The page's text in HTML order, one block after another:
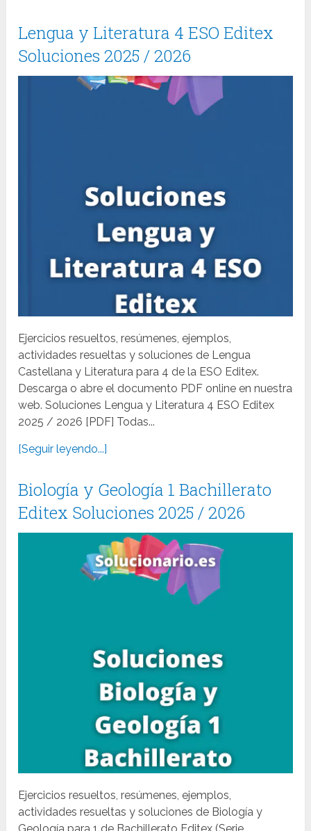
Lengua y Literatura 4 ESO Editex
Soluciones 2025 / 2026
Ejercicios resueltos, resúmenes, ejemplos,
actividades resueltas y soluciones de Lengua
Castellana y Literatura para 4 de la ESO Editex.
Descarga o abre el documento PDF online en nuestra
web. Soluciones Lengua y Literatura 4 ESO Editex
2025 / 2026 [PDF] Todas...
[Seguir leyendo...]
Biología y Geología 1 Bachillerato
Editex Soluciones 2025 / 2026
Ejercicios resueltos, resúmenes, ejemplos,
actividades resueltas y soluciones de Biología y